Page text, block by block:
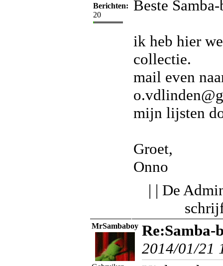
Berichten:
20
Beste
ik heb hier
collectie.
mail even
mijn lijsten
Groet,
Onno
| | De
MrSambaboy Re:Samba-
2014/01/21